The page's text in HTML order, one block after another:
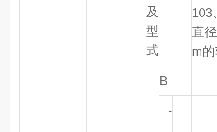
及
型
式
103
直
m
B
-